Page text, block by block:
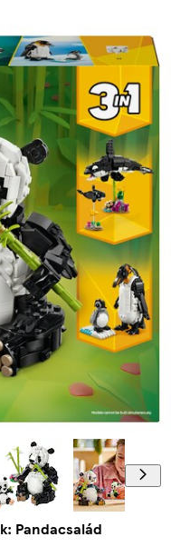
Pandacsalád